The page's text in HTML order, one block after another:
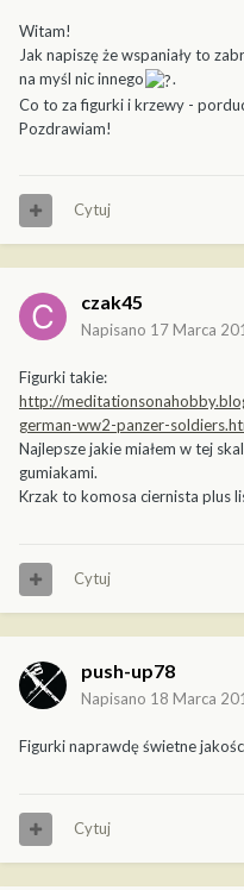
Witam!
Jak napiszę że wspaniały to
na myśl nic innego
.
Co to za figurki i krzewy -
Pozdrawiam!
Cytuj
czak45
Napisano 17 Marca
Figurki takie:
http://
german-ww2-panzer-
Najlepsze jakie miałem w tej
gumiakami.
Krzak to komosa ciernista plus
Cytuj
push-up78
Napisano 18 Marca
Figurki naprawdę świetne
Cytuj